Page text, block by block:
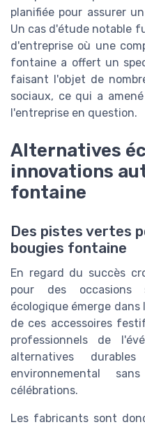
planifiée pour assurer
Un cas d'étude notable
d'entreprise où une
fontaine a offert un
faisant l'objet de
sociaux, ce qui a
l'entreprise en question.
Alternatives
innovations
fontaine
Des pistes vertes
bougies fontaine
En regard du succès
pour des occasions
écologique émerge
de ces accessoires
professionnels de
alternatives
environnemental
célébrations.
Les fabricants sont